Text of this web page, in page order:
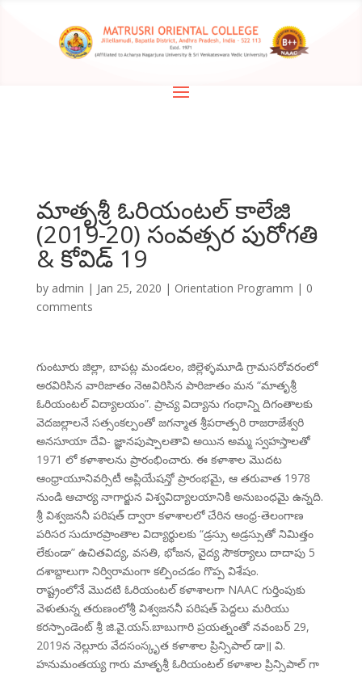
మాతృశ్రీ ఓరియంటల్ కాలేజి
(2019-20) సంవత్సర పురోగతి
& కోవిడ్ 19
by admin | Jan 25, 2020 | Orientation Programm | 0
comments
గుంటూరు జిల్లా, బాపట్ల మండలం, జిల్లెళ్ళమూడి గ్రామసరోవరంలో
అరవిరిసిన వారిజాతం నెఱవిరిసిన పారిజాతం మన “మాతృశ్రీ
ఓరియంటల్ విద్యాలయం”. ప్రాచ్య విద్యాను గంధాన్ని దిగంతాలకు
వెదజల్లాలనే సత్సంకల్పంతో జగన్మాత శ్రీపరాత్పరి రాజరాజేశ్వరి
అనసూయా దేవి- జ్ఞానపుష్పాలతావి అయిన అమ్మ స్వహస్తాలతో
1971 లో కళాశాలను ప్రారంభించారు. ఈ కళాశాల మొదట
ఆంధ్రాయూనివర్సిటీ అప్లియేషన్తో ప్రారంభమై, ఆ తరువాత 1978
నుండి ఆచార్య నాగార్జున విశ్వవిద్యాలయానికి అనుబంధమై ఉన్నది.
శ్రీ విశ్వజననీ పరిషత్ ద్వారా కళాశాలలో చేరిన ఆంధ్ర-తెలంగాణ
పరిసర సుదూరప్రాంతాల విద్యార్థులకు “డ్రస్సు అడ్రస్సుతో నిమిత్తం
లేకుండా” ఉచితవిద్య, వసతి, భోజన, వైద్య సౌకర్యాలు దాదాపు 5
దశాబ్దాలుగా నిర్విరామంగా కల్పించడం గొప్ప విశేషం.
రాష్ట్రంలోనే మొదటి ఓరియంటల్ కళాశాలగా NAAC గుర్తింపుకు
వెళుతున్న తరుణంలోశ్రీ విశ్వజననీ పరిషత్ పెద్దలు మరియు
కరస్పాండెంట్ శ్రీ జి.వై.యస్.బాబుగారి ప్రయత్నంతో నవంబర్ 29,
2019న నెల్లూరు వేదసంస్కృత కళాశాల ప్రిన్సిపాల్ డా॥ వి.
హనుమంతయ్య గారు మాతృశ్రీ ఓరియంటల్ కళాశాల ప్రిన్సిపాల్ గా